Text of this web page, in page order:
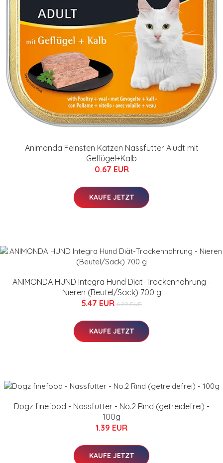
Animonda Feinsten Katzen Nassfutter Aludt mit
Geflügel+Kalb
0.67 EUR
KAUFE JETZT
ANIMONDA HUND Integra Hund Diät-Trockennahrung -
Nieren (Beutel/Sack) 700 g
5.47 EUR 6.29 EUR
KAUFE JETZT
Dogz finefood - Nassfutter - No.2 Rind (getreidefrei) -
100g
1.39 EUR
KAUFE JETZT